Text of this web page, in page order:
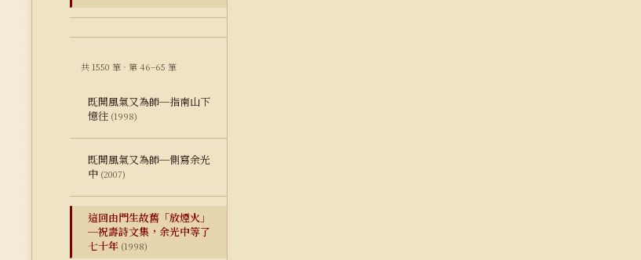
共 1550 筆 · 第 46–65 筆
既開風氣又為師─指南山下
憶往 (1998)
既開風氣又為師─側寫余光
中 (2007)
這回由門生故舊「放煙火」
─祝壽詩文集，余光中等了
七十年 (1998)